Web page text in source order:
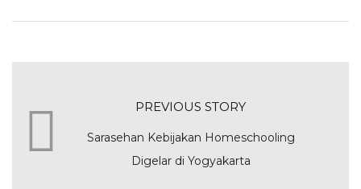
PREVIOUS STORY
Sarasehan Kebijakan Homeschooling
Digelar di Yogyakarta